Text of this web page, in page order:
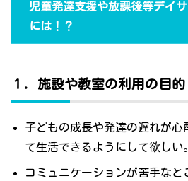
児童発達支援や放課後等デイ
には！？
１．施設や教室の利用の目的
子どもの成長や発達の遅れが心
て生活できるようにして欲しい。
コミュニケーションが苦手なと